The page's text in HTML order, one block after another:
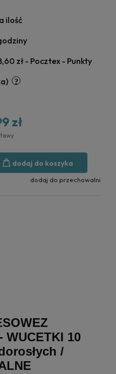
ilość
zł- Pocztex - Punkty
zł
dodaj do koszyka
dodaj do przechowalni
WUCETKI 10
/